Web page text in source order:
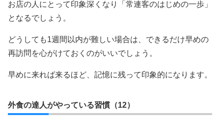
お店の人にとって印象深くなり「常連客のはじめの一歩」
となるでしょう。
どうしても1週間以内が難しい場合は、できるだけ早めの
再訪問を心がけておくのがいいでしょう。
早めに来れば来るほど、記憶に残って印象的になります。
外食の達人がやっている習慣（12）